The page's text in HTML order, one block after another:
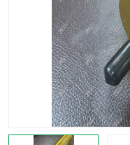
防垢器
工业除垢